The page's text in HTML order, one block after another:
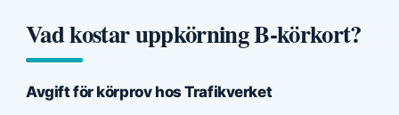
Vad kostar uppkörning B-körkort?
Avgift för körprov hos Trafikverket